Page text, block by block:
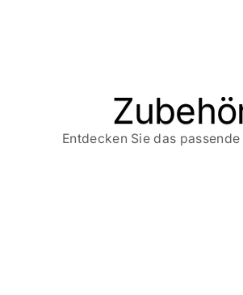
Entdecken Sie das